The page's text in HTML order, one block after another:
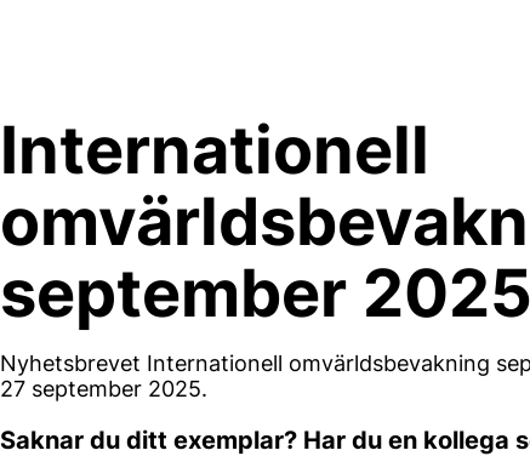
Internationell
september 2025
Nyhetsbrevet Internationell omvärldsbevakning
27 september 2025.
Saknar du ditt exemplar? Har du en kollega